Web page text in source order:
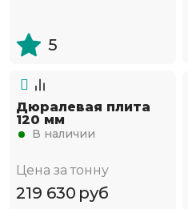
5
Дюралевая плита
120 мм
В наличии
Цена за тонну
219 630 руб